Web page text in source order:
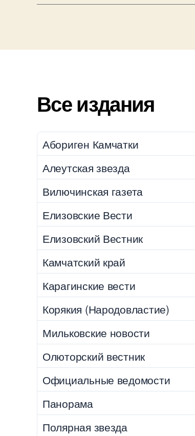
Все издания
Абориген Камчатки
Алеутская звезда
Вилючинская газета
Елизовские Вести
Елизовский Вестник
Камчатский край
Карагинские вести
Корякия (Народовластие)
Мильковские новости
Олюторский вестник
Официальные ведомости
Панорама
Полярная звезда